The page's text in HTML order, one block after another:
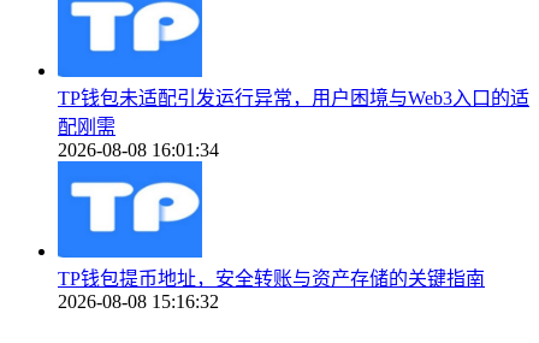
TP钱包未适配引发运行异常，用户困境与Web3入口的适
配刚需
2026-08-08 16:01:34
TP钱包提币地址，安全转账与资产存储的关键指南
2026-08-08 15:16:32